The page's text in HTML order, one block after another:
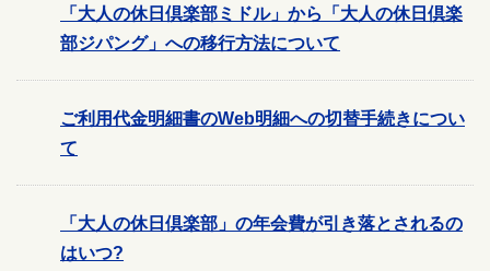
「大人の休日倶楽部ミドル」から「大人の休日倶楽
部ジパング」への移行方法について
ご利用代金明細書のWeb明細への切替手続きについ
て
「大人の休日倶楽部」の年会費が引き落とされるの
はいつ?